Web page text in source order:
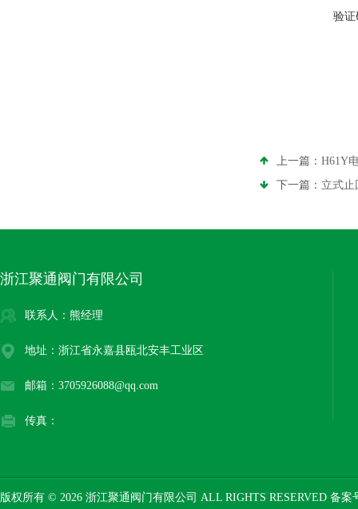
验证
上一篇： H61Y
下一篇： 立式止
浙江聚通阀门有限公司
联系人：熊经理
地址：浙江省永嘉县瓯北安丰工业区
邮箱：3705926088@qq.com
传真：
版权所有 © 2026 浙江聚通阀门有限公司 ALL RIGHTS RESERVED 备案